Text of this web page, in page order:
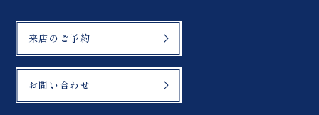
来店のご予約
お問い合わせ